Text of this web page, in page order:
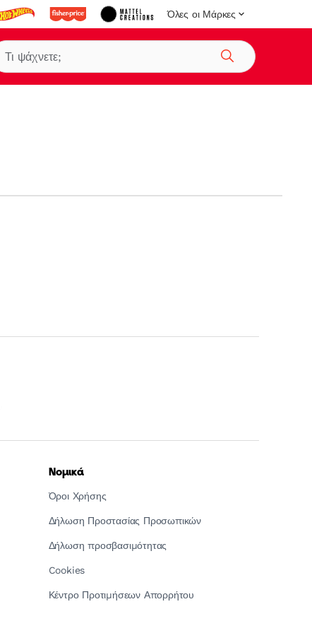
Όλες οι Μάρκες
Αναζήτηση
Νομικά
Όροι Χρήσης
Δήλωση Προστασίας Προσωπικών
Δήλωση προσβασιμότητας
Cookies
Κέντρο Προτιμήσεων Απορρήτου